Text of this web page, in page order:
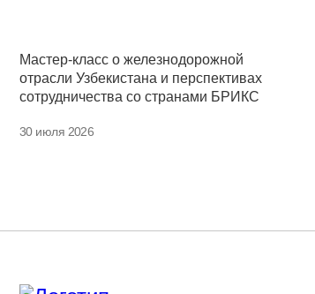
Мастер-класс о железнодорожной
отрасли Узбекистана и перспективах
сотрудничества со странами БРИКС
30 июля 2026